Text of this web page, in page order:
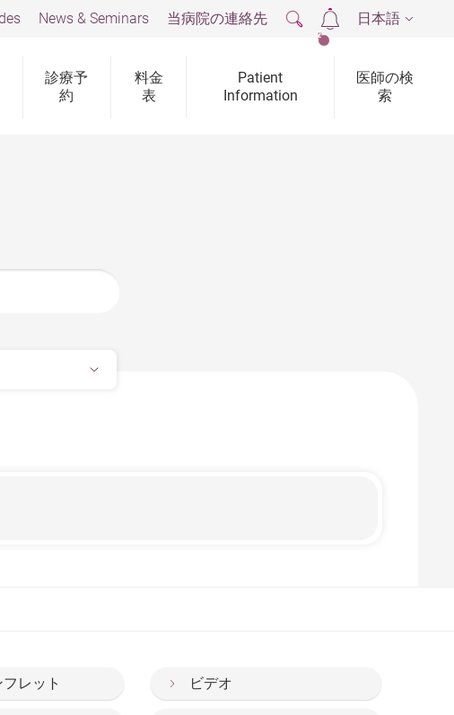
診療予
約
料金
表
Patient
Information
医師の検
索
News & Seminars 当病院の連絡先
2
日本語
レット ビデオ